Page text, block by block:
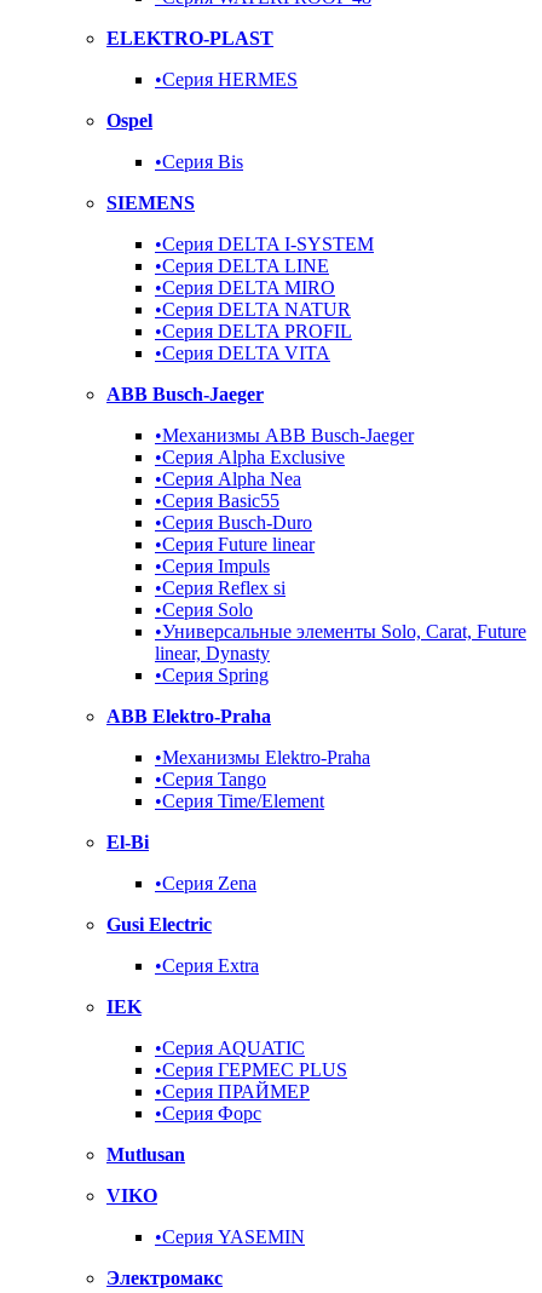
ELEKTRO-PLAST
•Серия HERMES
Ospel
•Серия Bis
SIEMENS
•Серия DELTA I-SYSTEM
•Серия DELTA LINE
•Серия DELTA MIRO
•Серия DELTA NATUR
•Серия DELTA PROFIL
•Серия DELTA VITA
ABB Busch-Jaeger
•Механизмы ABB Busch-Jaeger
•Серия Alpha Exclusive
•Серия Alpha Nea
•Серия Basic55
•Серия Busch-Duro
•Серия Future linear
•Серия Impuls
•Серия Reflex si
•Серия Solo
•Универсальные элементы Solo, Carat, Future
linear, Dynasty
•Серия Spring
ABB Elektro-Praha
•Механизмы Elektro-Praha
•Серия Tango
•Серия Time/Element
El-Bi
•Серия Zena
Gusi Electric
•Серия Extra
IEK
•Серия AQUATIC
•Серия ГЕРМЕС PLUS
•Серия ПРАЙМЕР
•Серия Форс
Mutlusan
VIKO
•Серия YASEMIN
Электромакс